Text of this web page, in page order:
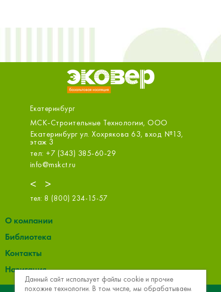
Екатеринбург
<
МСК-Строительные Технологии, ООО
Екатеринбург ул. Хохрякова 63, вход №13,
этаж 3
тел: +7 (343) 385-60-29
info@mskct.ru
>
тел: 8 (800) 234-15-57
О компании
Библиотека
Контакты
Навигация
Данный сайт использует файлы cookie и прочие
похожие технологии. В том числе, мы обрабатываем